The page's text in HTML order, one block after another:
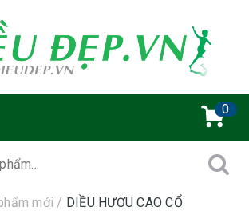
0
mới / DIỀU HƯƠU CAO CỔ